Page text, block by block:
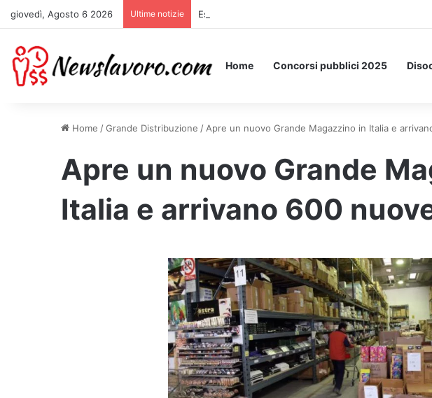
giovedì, Agosto 6 2026 Ultime notizie Essere Pagati per Stare a Letto: ecco l’esperimento
Home Concorsi pubblici 2025
Home /Grande Distribuzione / Apre un nuovo Grande Magazzino in Italia e
Apre un nuovo Grande
Italia e arrivano 600